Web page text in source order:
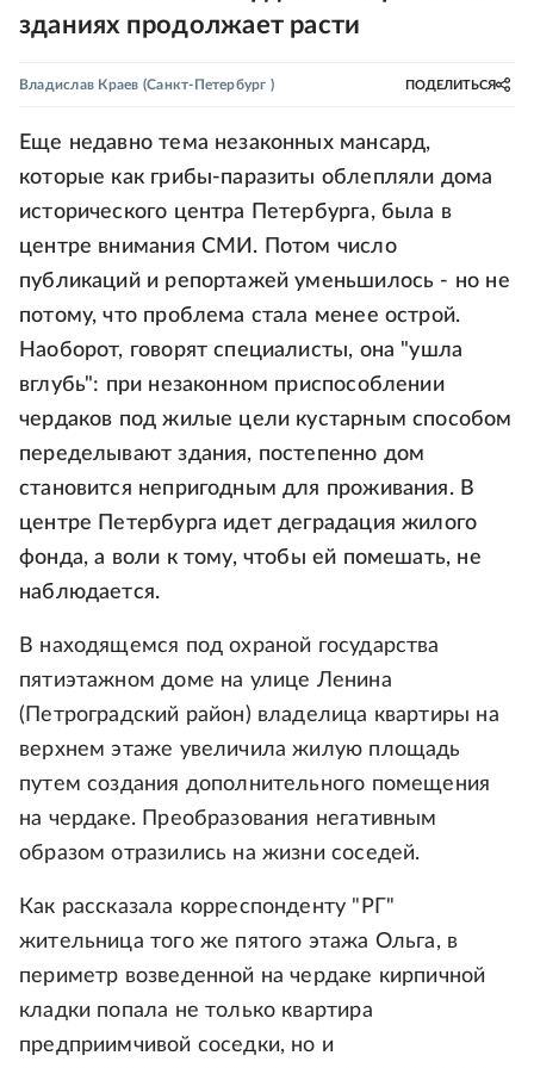
зданиях продолжает расти
Владислав Краев (Санкт-Петербург ) ПОДЕЛИТЬСЯ
Еще недавно тема незаконных мансард,
которые как грибы-паразиты облепляли дома
исторического центра Петербурга, была в
центре внимания СМИ. Потом число
публикаций и репортажей уменьшилось - но не
потому, что проблема стала менее острой.
Наоборот, говорят специалисты, она "ушла
вглубь": при незаконном приспособлении
чердаков под жилые цели кустарным способом
переделывают здания, постепенно дом
становится непригодным для проживания. В
центре Петербурга идет деградация жилого
фонда, а воли к тому, чтобы ей помешать, не
наблюдается.
В находящемся под охраной государства
пятиэтажном доме на улице Ленина
(Петроградский район) владелица квартиры на
верхнем этаже увеличила жилую площадь
путем создания дополнительного помещения
на чердаке. Преобразования негативным
образом отразились на жизни соседей.
Как рассказала корреспонденту "РГ"
жительница того же пятого этажа Ольга, в
периметр возведенной на чердаке кирпичной
кладки попала не только квартира
предприимчивой соседки, но и